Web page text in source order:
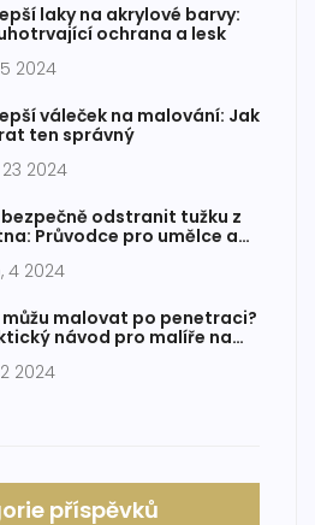
laky na akrylové barvy:
ochrana a lesk
2024
váleček na malování: Jak
ten správný
2024
odstranit tužku z
Průvodce pro umělce a
4 2024
můžu malovat po penetraci?
návod pro malíře na
2024
příspěvků